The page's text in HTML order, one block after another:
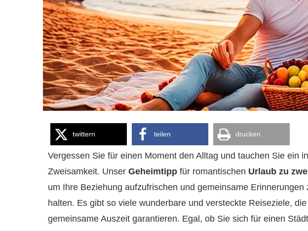
twittern teilen drucken
Vergessen Sie für einen Moment den Alltag und tauchen Sie ein
Zweisamkeit. Unser Geheimtipp für romantischen Urlaub zu
um Ihre Beziehung aufzufrischen und gemeinsame
halten. Es gibt so viele wunderbare und versteckte Reiseziele,
gemeinsame Auszeit garantieren. Egal, ob Sie sich für einen